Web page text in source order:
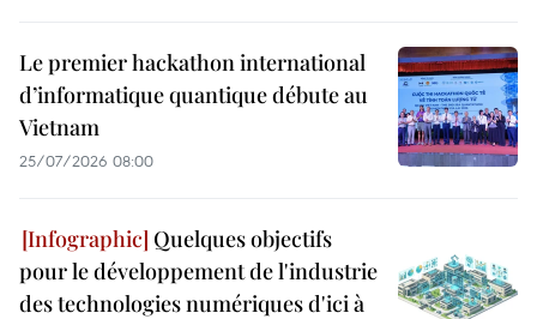
Le premier hackathon international
d’informatique quantique débute au
Vietnam
25/07/2026 08:00
Quelques objectifs
pour le développement de l'industrie
des technologies numériques d'ici à